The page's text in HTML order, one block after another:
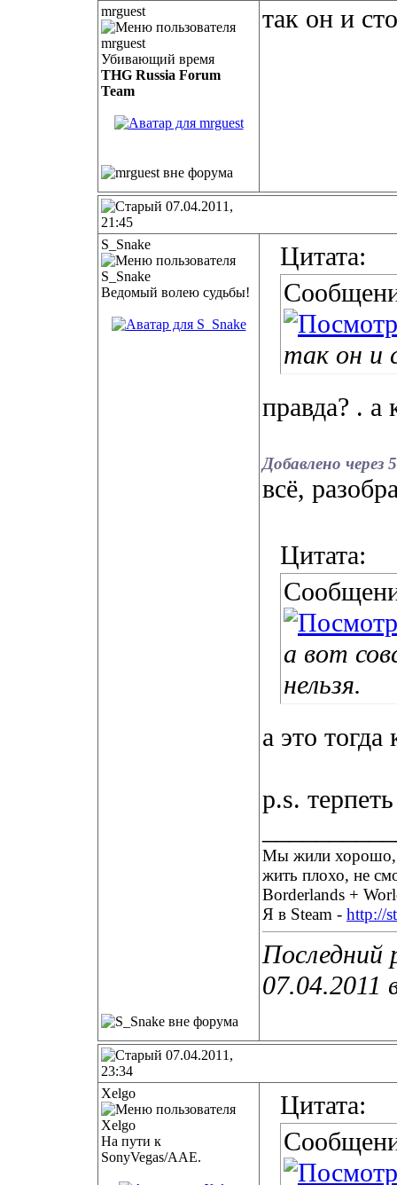
mrguest
Убивающий время
THG Russia Forum
Team
так он и
07.04.2011,
21:45
S_Snake
Ведомый волею судьбы!
Цитата:
так он и
правда? . а
Добавлено через
всё,
Цитата:
а вот
нельзя.
а это тогда
p.s.
Мы жили хорошо,
жить плохо, не
Borderlands +
Я в Steam - http://
Последний
07.04.2011
07.04.2011,
23:34
Xelgo
На пути к
SonyVegas/AAE.
Цитата: